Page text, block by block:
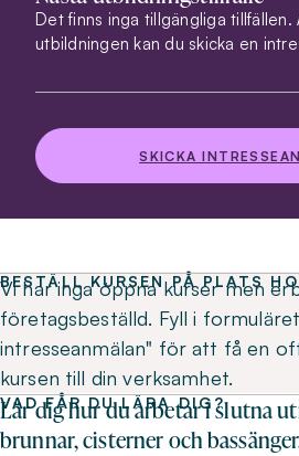
Det finns inga tillgängliga tillfällen.
utbildningen kan du skicka en
SKICKA
BESTÄLL KURSEN PÅ PLATS
Vi har inga öppna kurser men
företagsbeställd. Fyll i
intresseanmälan" för att få en
kursen till din verksamhet.
VAD FÅR DU LÄRA DIG?
Lär dig hur du arbetar i slutna
brunnar, cisterner och